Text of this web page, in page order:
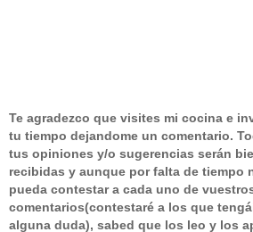
Te agradezco que visites mi cocina e
tu tiempo dejandome un comentario.
tus opiniones y/o sugerencias serán
recibidas y aunque por falta de tiempo
pueda contestar a cada uno de
comentarios(contestaré a los que
alguna duda), sabed que los leo y los